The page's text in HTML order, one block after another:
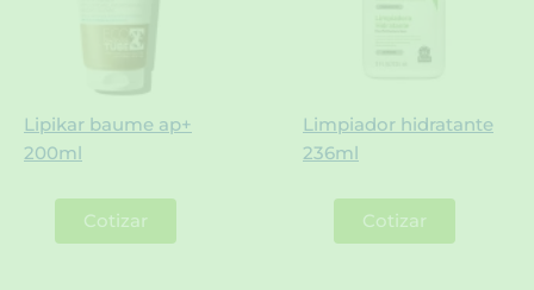
Lipikar baume ap+
200ml
Cotizar
Limpiador hidratante
236ml
Cotizar